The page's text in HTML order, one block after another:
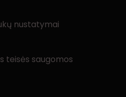
nustatymai
teisės saugomos